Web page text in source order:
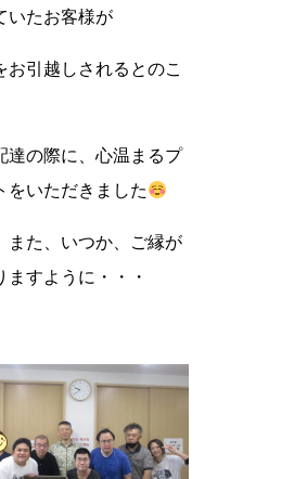
いたお客様が
お引越しされるとのこ
達の際に、心温まるプ
をいただきました
また、いつか、ご縁が
ますように・・・